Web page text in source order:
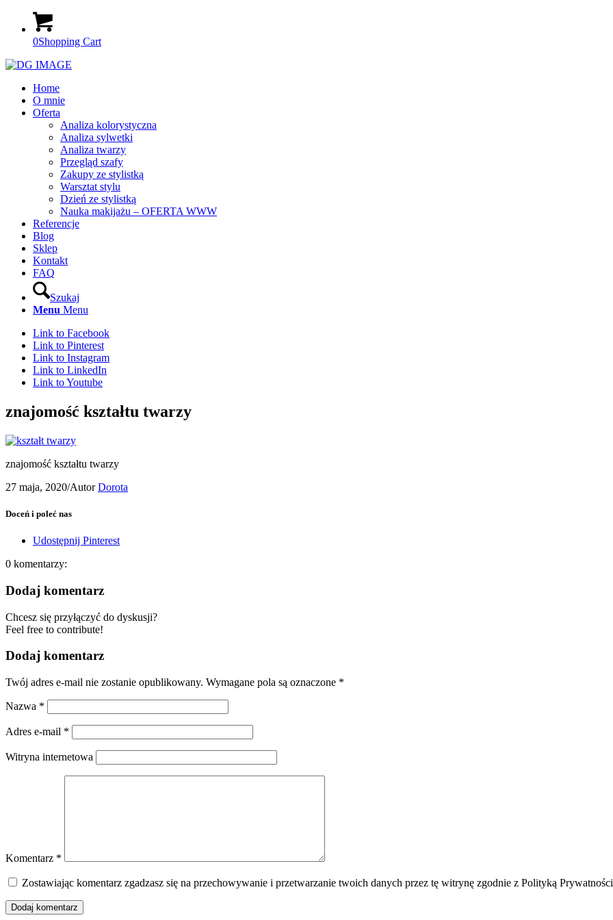
0Shopping Cart
Home
O mnie
Oferta
Analiza kolorystyczna
Analiza sylwetki
Analiza twarzy
Przegląd szafy
Zakupy ze stylistką
Warsztat stylu
Dzień ze stylistką
Nauka makijażu – OFERTA WWW
Referencje
Blog
Sklep
Kontakt
FAQ
Szukaj
Menu Menu
Link to Facebook
Link to Pinterest
Link to Instagram
Link to LinkedIn
Link to Youtube
znajomość kształtu twarzy
znajomość kształtu twarzy
27 maja, 2020/AutorDorota
Doceń i poleć nas
Udostępnij Pinterest
0 komentarzy:
Dodaj komentarz
Chcesz się przyłączyć do dyskusji?
Feel free to contribute!
Dodaj komentarz
Twój adres e-mail nie zostanie opublikowany. Wymagane pola są oznaczone *
Nazwa *
Adres e-mail *
Witryna internetowa
Komentarz *
Zostawiając komentarz zgadzasz się na przechowywanie i przetwarzanie twoich danych przez tę witrynę zgodnie z Polityką